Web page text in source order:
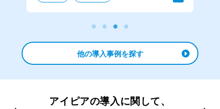
他の導入事例を探す
アイピアの導入に関して、